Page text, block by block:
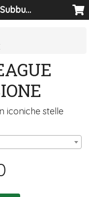
SUBBART, dove il Subbuteo diventa arte
iconiche stelle